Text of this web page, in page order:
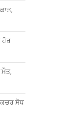
ਹੋਰ
ਮੌਤ,
ਸੋਧ